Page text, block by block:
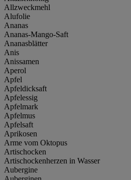
Allzweckmehl
Alufolie
Ananas
Ananas-Mango-Saft
Ananasblätter
Anis
Anissamen
Aperol
Apfel
Apfeldicksaft
Apfelessig
Apfelmark
Apfelmus
Apfelsaft
Aprikosen
Arme vom Oktopus
Artischocken
Artischockenherzen in Wasser
Aubergine